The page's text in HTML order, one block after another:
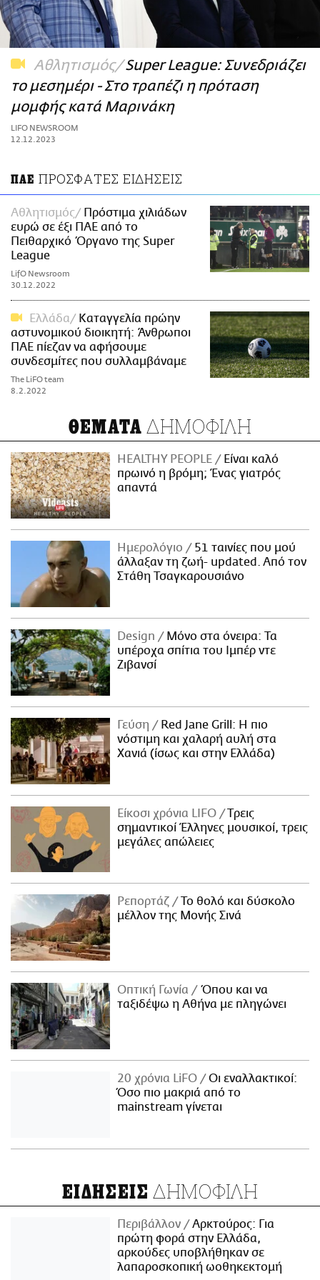
ΑΜΠΑ
PRINT
Αθλητισμός Super League: Συνεδριάζει
το μεσημέρι - Στο τραπέζι η πρόταση
μομφής κατά Μαρινάκη
LIFO NEWSROOM
12.12.2023
ΠΑΕ ΠΡΟΣΦΑΤΕΣ ΕΙΔΗΣΕΙΣ
Αθλητισμός
Πρόστιμα χιλιάδων
ευρώ σε έξι ΠΑΕ από το
Πειθαρχικό Όργανο της Super
League
LifO Newsroom
30.12.2022
Ελλάδα
Καταγγελία πρώην
αστυνομικού διοικητή: Άνθρωποι
ΠΑΕ πίεζαν να αφήσουμε
συνδεσμίτες που συλλαμβάναμε
The LiFO team
8.2.2022
ΘΕΜΑΤΑ ΔΗΜΟΦΙΛΗ
HEALTHY PEOPLE
Είναι καλό
πρωινό η βρόμη; Ένας γιατρός
απαντά
Ημερολόγιο
51 ταινίες που μού
άλλαξαν τη ζωή- updated. Aπό τον
Στάθη Τσαγκαρουσιάνο
Design
Μόνο στα όνειρα: Τα
υπέροχα σπίτια του Ιμπέρ ντε
Ζιβανσί
Γεύση
Red Jane Grill: Η πιο
νόστιμη και χαλαρή αυλή στα
Χανιά (ίσως και στην Ελλάδα)
Είκοσι χρόνια LIFO
Tρεις
σημαντικοί Έλληνες μουσικοί, τρεις
μεγάλες απώλειες
Ρεπορτάζ
Το θολό και δύσκολο
μέλλον της Μονής Σινά
Οπτική Γωνία
Όπου και να
ταξιδέψω η Αθήνα με πληγώνει
20 χρόνια LiFO
Οι εναλλακτικοί:
Όσο πιο μακριά από το
mainstream γίνεται
ΕΙΔΗΣΕΙΣ ΔΗΜΟΦΙΛΗ
Περιβάλλον
Αρκτούρος: Για
πρώτη φορά στην Ελλάδα,
αρκούδες υποβλήθηκαν σε
λαπαροσκοπική ωοθηκεκτομή